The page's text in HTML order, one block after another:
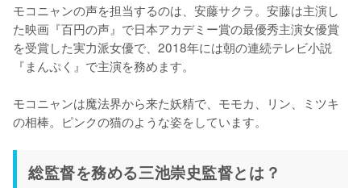
モコニャンの声を担当するのは、安藤サクラ。安藤は主演し
た映画『百円の声』で日本アカデミー賞の最優秀主演女優賞
を受賞した実力派女優で、2018年には朝の連続テレビ小説
『まんぷく』で主演を務めます。
モコニャンは魔法界から来た妖精で、モモカ、リン、ミツキ
の相棒。ピンクの猫のような姿をしています。
総監督を務める三池崇史監督とは？